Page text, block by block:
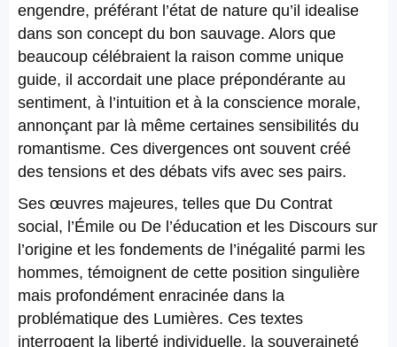
engendre, préférant l’état de nature qu’il idealise
dans son concept du bon sauvage. Alors que
beaucoup célébraient la raison comme unique
guide, il accordait une place prépondérante au
sentiment, à l’intuition et à la conscience morale,
annonçant par là même certaines sensibilités du
romantisme. Ces divergences ont souvent créé
des tensions et des débats vifs avec ses pairs.
Ses œuvres majeures, telles que Du Contrat
social, l’Émile ou De l’éducation et les Discours sur
l’origine et les fondements de l’inégalité parmi les
hommes, témoignent de cette position singulière
mais profondément enracinée dans la
problématique des Lumières. Ces textes
interrogent la liberté individuelle, la souveraineté